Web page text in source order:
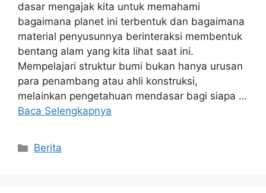
dasar mengajak kita untuk memahami
bagaimana planet ini terbentuk dan bagaimana
material penyusunnya berinteraksi membentuk
bentang alam yang kita lihat saat ini.
Mempelajari struktur bumi bukan hanya urusan
para penambang atau ahli konstruksi,
melainkan pengetahuan mendasar bagi siapa …
Baca Selengkapnya
Kategori
Berita